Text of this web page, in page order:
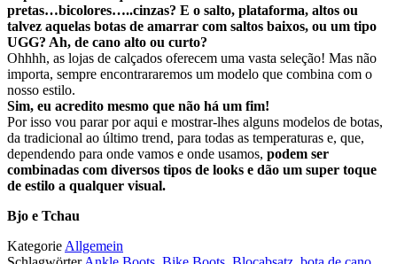
pretas…bicolores…..cinzas? E o salto, plataforma, altos ou
talvez aquelas botas de amarrar com saltos baixos, ou um tipo
UGG? Ah, de cano alto ou curto?
Ohhhh, as lojas de calçados oferecem uma vasta seleção! Mas não
importa, sempre encontrararemos um modelo que combina com o
nosso estilo.
Sim, eu acredito mesmo que não há um fim!
Por isso vou parar por aqui e mostrar-lhes alguns modelos de botas,
da tradicional ao último trend, para todas as temperaturas e, que,
dependendo para onde vamos e onde usamos, podem ser
combinadas com diversos tipos de looks e dão um super toque
de estilo a qualquer visual.
Bjo e Tchau
Kategorie Allgemein